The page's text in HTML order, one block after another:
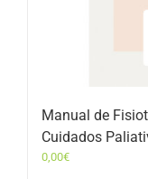
Manual de
Cuidados
0,00€